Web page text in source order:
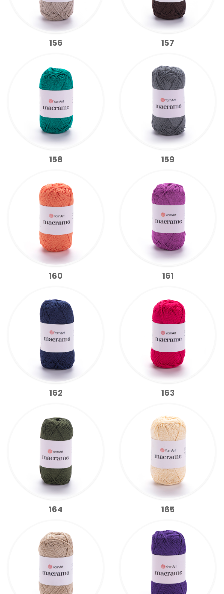
156 157
158 159
160 161
162 163
164 165